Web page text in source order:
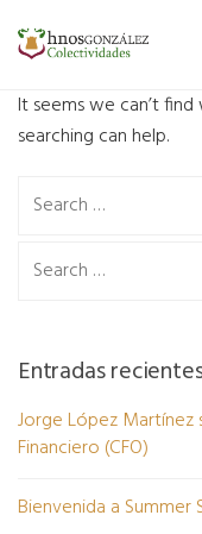
It seems we can’t
searching can help.
Search
Search
Entradas
Jorge López
Financiero (CFO)
Bienvenida a Summer